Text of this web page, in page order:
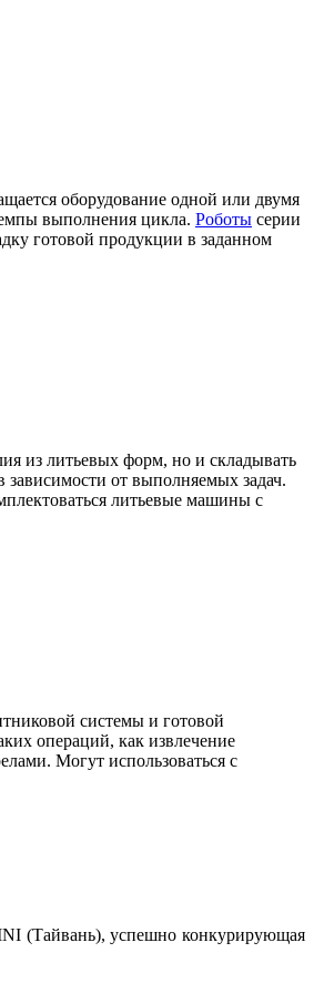
оборудование одной или двумя
выполнения цикла. Роботы серии
готовой продукции в заданном
из литьевых форм, но и складывать
от выполняемых задач.
литьевые машины с
системы и готовой
операций, как извлечение
Могут использоваться с
(Тайвань), успешно конкурирующая